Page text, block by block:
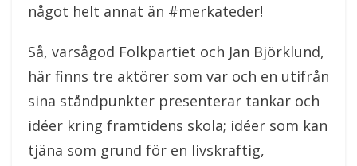
något helt annat än #merkateder!
Så, varsågod Folkpartiet och Jan Björklund,
här finns tre aktörer som var och en utifrån
sina ståndpunkter presenterar tankar och
idéer kring framtidens skola; idéer som kan
tjäna som grund för en livskraftig,